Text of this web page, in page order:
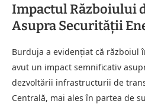
Impactul Războiului
Asupra Securității
Burduja a evidențiat că războiul
avut un impact semnificativ
dezvoltării infrastructurii de
Centrală, mai ales în partea de